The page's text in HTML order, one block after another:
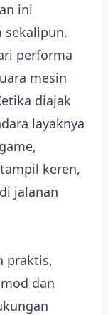
ini
performa
mesin
diajak
layaknya
keren,
jalanan
praktis,
dan